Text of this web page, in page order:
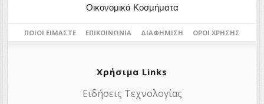
Οικονομικά Κοσμήματα
ΠΟΙΟΙ ΕΊΜΑΣΤΕ ΕΠΙΚΟΙΝΩΝΊΑ ΔΙΑΦΉΜΙΣΗ ΌΡΟΙ ΧΡΉΣΗΣ
Χρήσιμα Links
Ειδήσεις Τεχνολογίας